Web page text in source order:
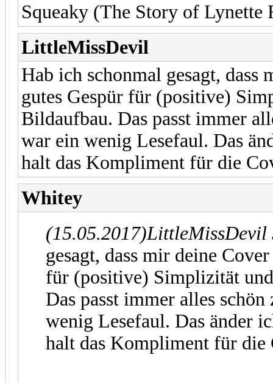
Squeaky (The Story of Lynette
LittleMissDevil
Hab ich schonmal gesagt,
gutes Gespür für (positive)
Bildaufbau. Das passt immer
war ein wenig Lesefaul. Das
halt das Kompliment für die
Whitey
(15.05.2017)
gesagt, dass mir deine
für (positive) Simplizität
Das passt immer alles
wenig Lesefaul. Das änder
halt das Kompliment für die